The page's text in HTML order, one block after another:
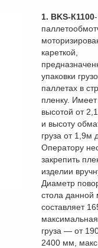
1. BKS-К1100-
кареткой,
упаковки
паллетах в
пленку.
высотой от
и высоту
груза от 1,9м
Оператору
закрепить
изделии
Диаметр
стола данной
составляет
груза — от
2400 мм,